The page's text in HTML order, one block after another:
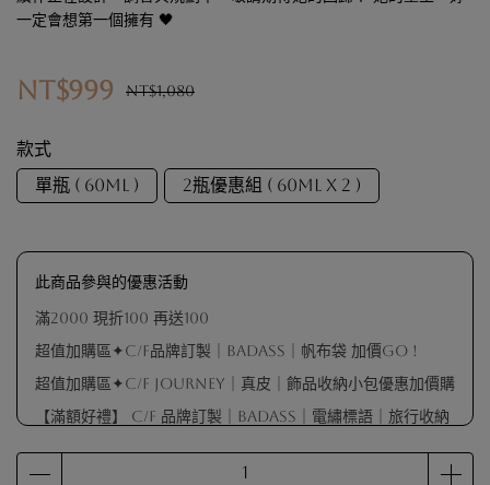
一定會想第一個擁有 🖤
NT$999 NT$1,080
款式
單瓶 ( 60ml )
2瓶優惠組 ( 60ml x 2 )
此商品參與的優惠活動
滿2000 現折100 再送100
超值加購區✦C/F品牌訂製｜BADASS｜帆布袋 加價GO !
超值加購區✦C/F Journey｜真皮｜飾品收納小包優惠加價購
【滿額好禮】 C/F 品牌訂製｜BADASS｜電繡標語｜旅行收納
【滿額好禮】品牌擦拭布（數量有限 贈完為止）